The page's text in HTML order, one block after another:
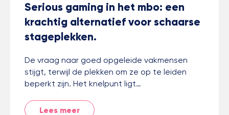
Serious gaming in het mbo: een
krachtig alternatief voor schaarse
stageplekken.
De vraag naar goed opgeleide vakmensen
stijgt, terwijl de plekken om ze op te leiden
beperkt zijn. Het knelpunt ligt…
Lees meer